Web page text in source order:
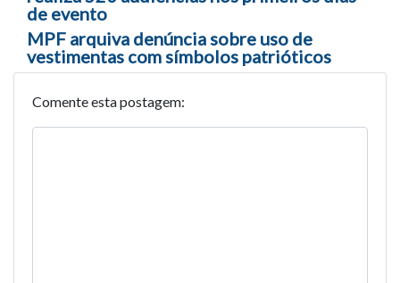
de evento
MPF arquiva denúncia sobre uso de
vestimentas com símbolos patrióticos
Comente esta postagem: